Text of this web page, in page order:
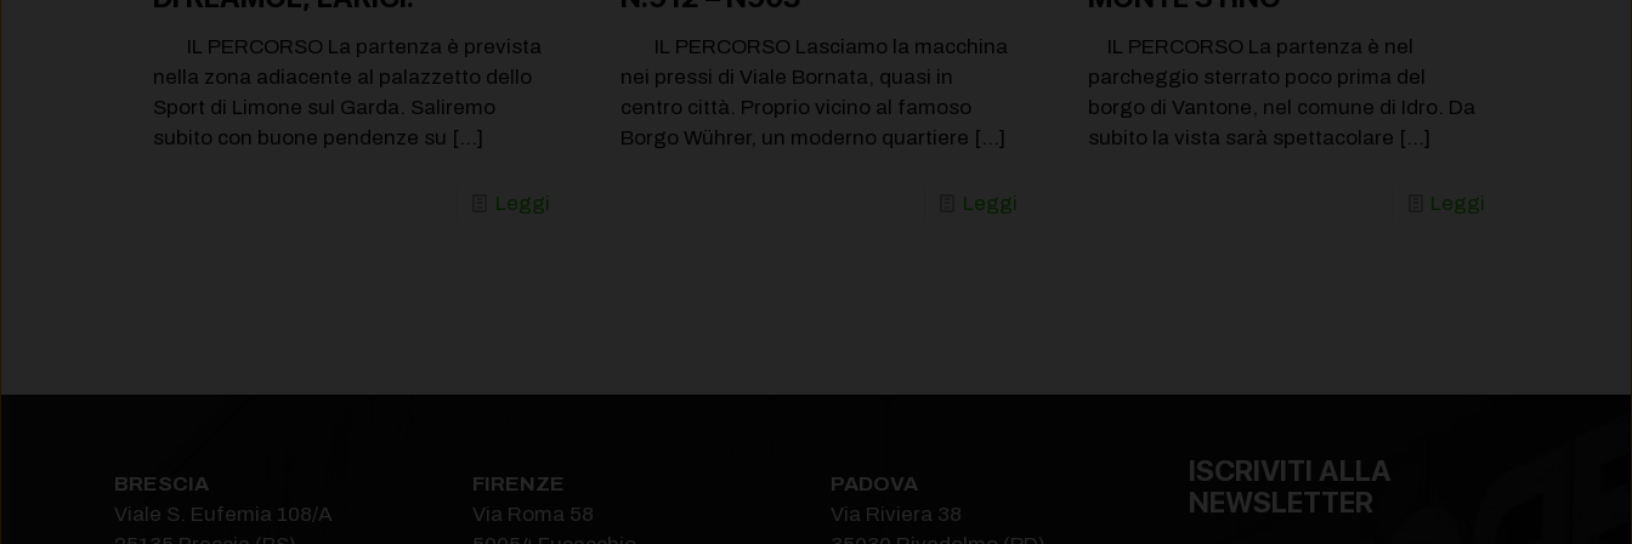
IL PERCORSO La partenza è prevista
nella zona adiacente al palazzetto dello
Sport di Limone sul Garda. Saliremo
subito con buone pendenze su […]
Leggi
IL PERCORSO Lasciamo la macchina
nei pressi di Viale Bornata, quasi in
centro città. Proprio vicino al famoso
Borgo Wührer, un moderno quartiere […]
Leggi
IL PERCORSO La partenza è nel
parcheggio sterrato poco prima del
borgo di Vantone, nel comune di Idro. Da
subito la vista sarà spettacolare […]
Leggi
BRESCIA
Viale S. Eufemia 108/A
FIRENZE
Via Roma 58
PADOVA
Via Riviera 38
ISCRIVITI ALLA
NEWSLETTER